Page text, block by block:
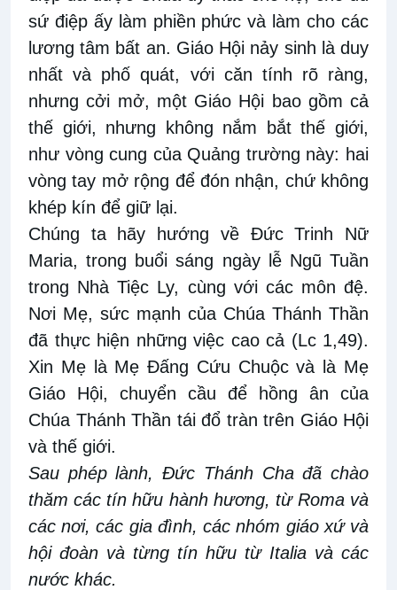
sứ điệp ấy làm phiền phức và làm cho các
lương tâm bất an. Giáo Hội nảy sinh là duy
nhất và phố quát, với căn tính rõ ràng,
nhưng cởi mở, một Giáo Hội bao gồm cả
thế giới, nhưng không nắm bắt thế giới,
như vòng cung của Quảng trường này: hai
vòng tay mở rộng để đón nhận, chứ không
khép kín để giữ lại.
Chúng ta hãy hướng về Đức Trinh Nữ
Maria, trong buổi sáng ngày lễ Ngũ Tuần
trong Nhà Tiệc Ly, cùng với các môn đệ.
Nơi Mẹ, sức mạnh của Chúa Thánh Thần
đã thực hiện những việc cao cả (Lc 1,49).
Xin Mẹ là Mẹ Đấng Cứu Chuộc và là Mẹ
Giáo Hội, chuyển cầu để hồng ân của
Chúa Thánh Thần tái đổ tràn trên Giáo Hội
và thế giới.
Sau phép lành, Đức Thánh Cha đã chào
thăm các tín hữu hành hương, từ Roma và
các nơi, các gia đình, các nhóm giáo xứ và
hội đoàn và từng tín hữu từ Italia và các
nước khác.